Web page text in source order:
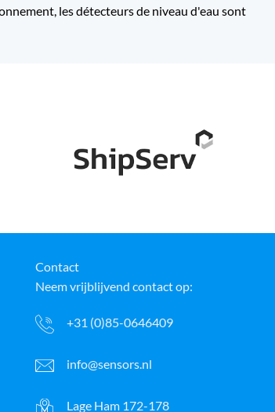
les détecteurs de niveau d'eau sont
Contact
Neem vrijblijvend contact op:
+31 (0)85-0646409
info@sensors.nl
Lage Ham 172-178